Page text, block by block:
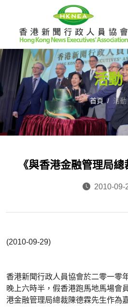
活動
首頁 活動
《與香港金融管理局總
2010-09-
(2010-09-29)
香港新聞行政人員協會於二零一零
晚上六時半，假香港跑馬地馬場會
港金融管理局總裁陳德霖先生作為